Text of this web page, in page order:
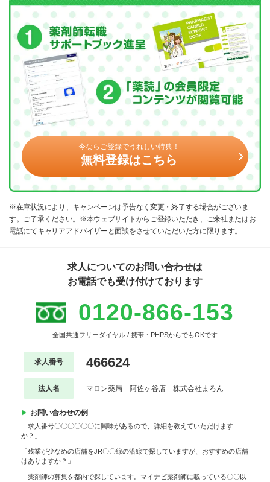
今ならご登録でうれしい特典！
無料登録はこちら
※在庫状況により、キャンペーンは予告なく変更・終了する場合がございま
す。ご了承ください。※本ウェブサイトからご登録いただき、ご来社またはお
電話にてキャリアアドバイザーと面談をさせていただいた方に限ります。
求人についてのお問い合わせは
お電話でも受け付けております
0120-866-153
全国共通フリーダイヤル / 携帯・PHPSからでもOKです
求人番号 466624
法人名 マロン薬局 阿佐ヶ谷店 株式会社まろん
お問い合わせの例
「求人番号〇〇〇〇〇〇に興味があるので、詳細を教えていただけます
か？」
「残業が少なめの店舗をJR〇〇線の沿線で探していますが、おすすめの店舗
はありますか？」
「薬剤師の募集を都内で探しています。マイナビ薬剤師に載っている〇〇以